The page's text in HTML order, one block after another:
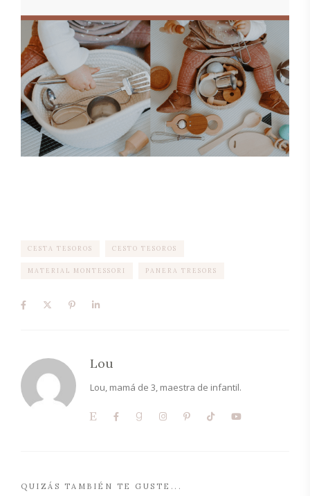
CESTA TESOROS CESTO TESOROS
MATERIAL MONTESSORI PANERA TRESORS
Lou
Lou, mamá de 3, maestra de infantil.
QUIZÁS TAMBIÉN TE GUSTE...